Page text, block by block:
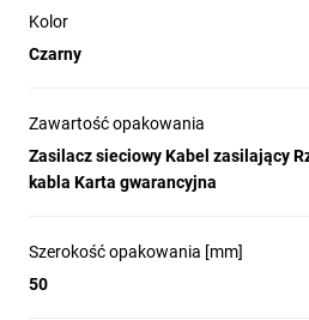
Kolor
Czarny
Zawartość opakowania
Zasilacz sieciowy Kabel zasilający
kabla Karta gwarancyjna
Szerokość opakowania [mm]
50